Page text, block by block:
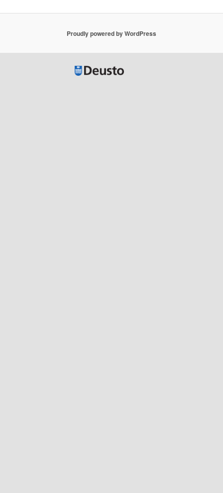
Proudly powered by WordPress